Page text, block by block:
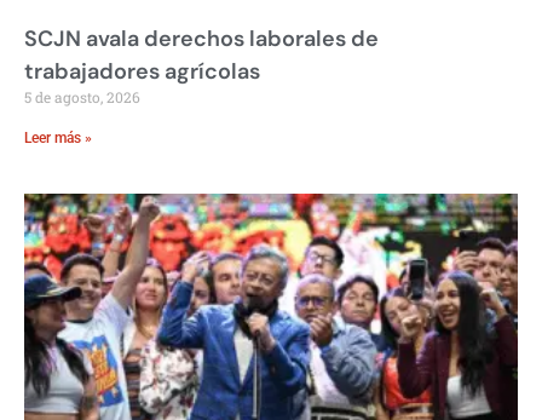
SCJN avala derechos laborales de
trabajadores agrícolas
5 de agosto, 2026
Leer más »